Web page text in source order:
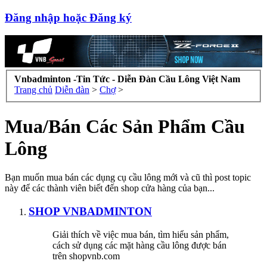
Đăng nhập hoặc Đăng ký
Vnbadminton -Tin Tức - Diễn Đàn Cầu Lông Việt Nam
Trang chủ Diễn đàn > Chợ >
Mua/Bán Các Sản Phẩm Cầu
Lông
Bạn muốn mua bán các dụng cụ cầu lông mới và cũ thì post topic
này để các thành viên biết đến shop cửa hàng của bạn...
SHOP VNBADMINTON
Giải thích về việc mua bán, tìm hiểu sản phẩm,
cách sử dụng các mặt hàng cầu lông được bán
trên shopvnb.com